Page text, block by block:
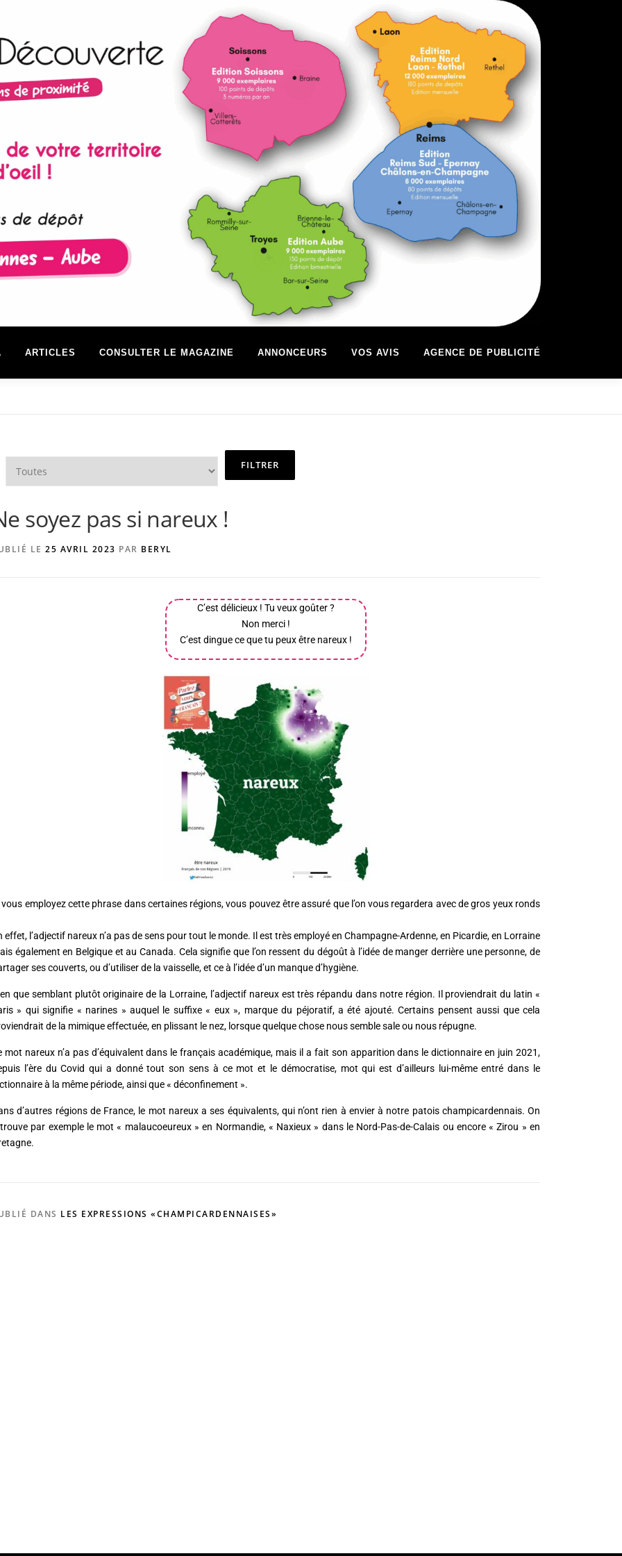
ARTICLES CONSULTER LE MAGAZINE ANNONCEURS VOS AVIS AGENCE DE PUBLICITÉ
soyez pas si nareux !
LE 25 AVRIL 2023 PAR BERYL
C’est délicieux ! Tu veux goûter ?
Non merci !
C’est dingue ce que tu peux être nareux !
vous employez cette phrase dans certaines régions, vous pouvez être assuré que l’on vous regardera avec de gros yeux ronds
effet, l’adjectif nareux n’a pas de sens pour tout le monde. Il est très employé en Champagne-Ardenne, en Picardie, en Lorraine
également en Belgique et au Canada. Cela signifie que l’on ressent du dégoût à l’idée de manger derrière une personne, de
ses couverts, ou d’utiliser de la vaisselle, et ce à l’idée d’un manque d’hygiène.
que semblant plutôt originaire de la Lorraine, l’adjectif nareux est très répandu dans notre région. Il proviendrait du latin «
» qui signifie « narines » auquel le suffixe « eux », marque du péjoratif, a été ajouté. Certains pensent aussi que cela
de la mimique effectuée, en plissant le nez, lorsque quelque chose nous semble sale ou nous répugne.
mot nareux n’a pas d’équivalent dans le français académique, mais il a fait son apparition dans le dictionnaire en juin 2021,
l’ère du Covid qui a donné tout son sens à ce mot et le démocratise, mot qui est d’ailleurs lui-même entré dans le
à la même période, ainsi que « déconfinement ».
d’autres régions de France, le mot nareux a ses équivalents, qui n’ont rien à envier à notre patois champicardennais. On
par exemple le mot « malaucoeureux » en Normandie, « Naxieux » dans le Nord-Pas-de-Calais ou encore « Zirou » en
DANS LES EXPRESSIONS «CHAMPICARDENNAISES»